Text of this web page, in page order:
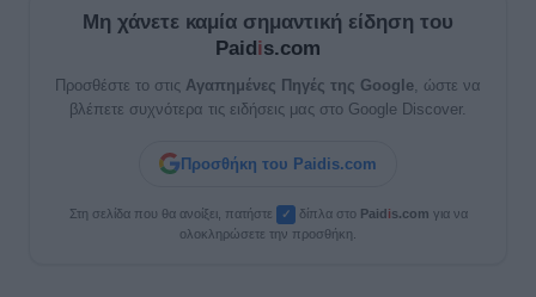
Μη χάνετε καμία σημαντική είδηση του
Paidis.com
Προσθέστε το στις Αγαπημένες Πηγές της Google , ώστε να
βλέπετε συχνότερα τις ειδήσεις μας στο Google Discover.
Προσθήκη του Paidis.com
Στη σελίδα που θα ανοίξει, πατήστε ✓ δίπλα στο Paidis.com για να
ολοκληρώσετε την προσθήκη.